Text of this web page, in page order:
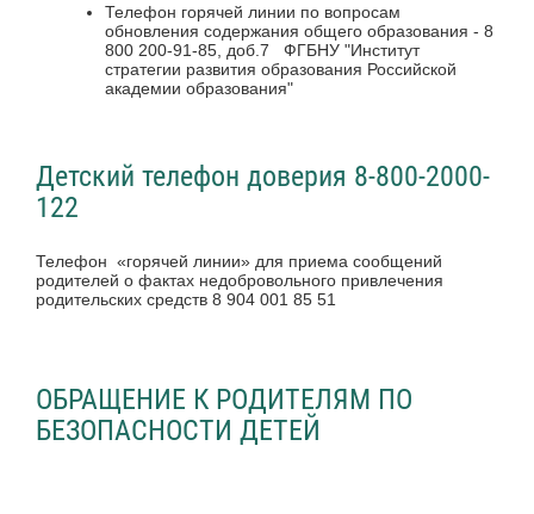
Телефон горячей линии по вопросам
обновления содержания общего образования - 8
800 200-91-85, доб.7 ФГБНУ "Институт
стратегии развития образования Российской
академии образования"
Детский телефон доверия 8-800-2000-
122
Телефон «горячей линии» для приема сообщений
родителей о фактах недобровольного привлечения
родительских средств 8 904 001 85 51
ОБРАЩЕНИЕ К РОДИТЕЛЯМ ПО
БЕЗОПАСНОСТИ ДЕТЕЙ